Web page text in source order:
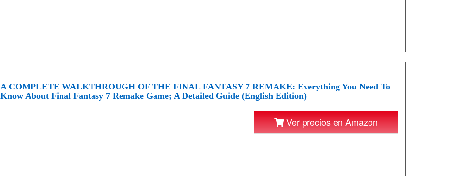
A COMPLETE WALKTHROUGH OF THE FINAL FANTASY 7 REMAKE: Everything You Need To
Know About Final Fantasy 7 Remake Game; A Detailed Guide (English Edition)
Ver precios en Amazon